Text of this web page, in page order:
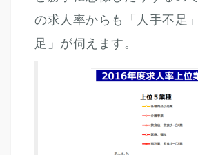
の求人率からも「人手不足
足」が伺えます。